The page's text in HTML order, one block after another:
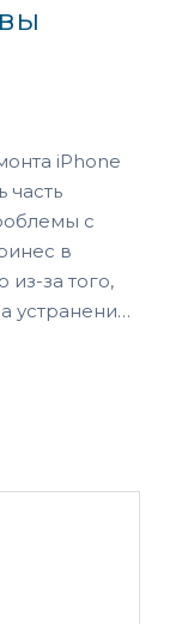
iPhone
часть
с
в
из-за того,
устранение
шлейф
вышло
готовый.